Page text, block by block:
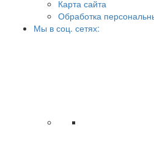
Карта сайта
Обработка
Мы в соц. сетях: